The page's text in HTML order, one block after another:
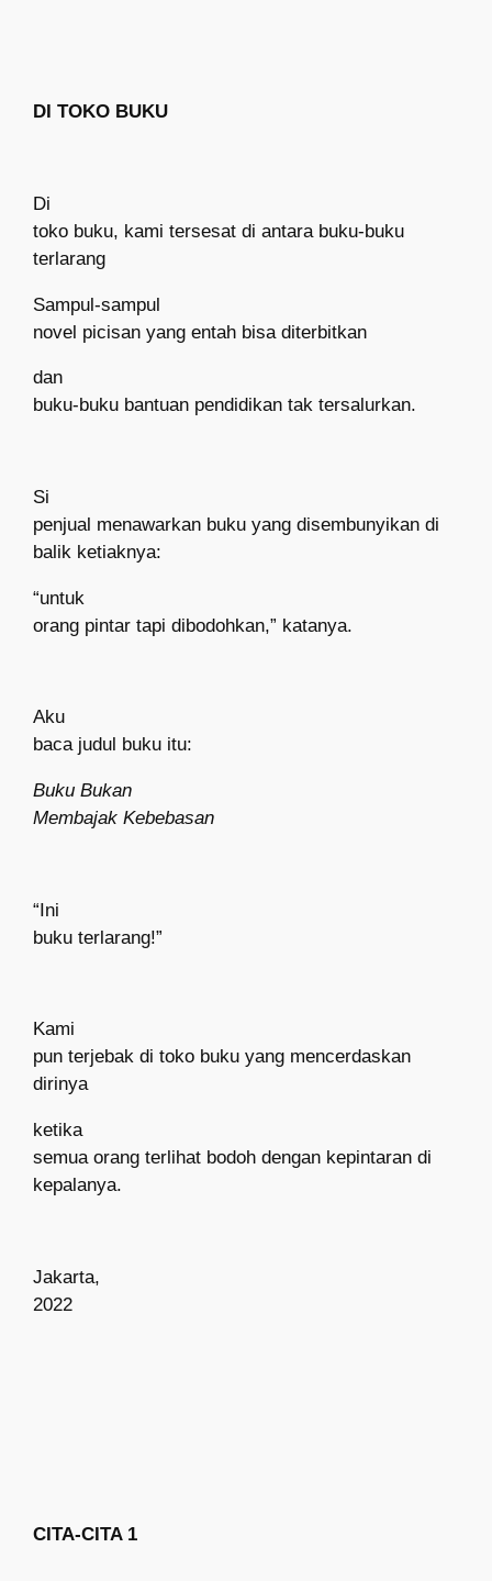
DI TOKO BUKU
Di
toko buku, kami tersesat di antara buku-buku
terlarang
Sampul-sampul
novel picisan yang entah bisa diterbitkan
dan
buku-buku bantuan pendidikan tak tersalurkan.
Si
penjual menawarkan buku yang disembunyikan di
balik ketiaknya:
“untuk
orang pintar tapi dibodohkan,” katanya.
Aku
baca judul buku itu:
Buku Bukan
Membajak Kebebasan
“Ini
buku terlarang!”
Kami
pun terjebak di toko buku yang mencerdaskan
dirinya
ketika
semua orang terlihat bodoh dengan kepintaran di
kepalanya.
Jakarta,
2022
CITA-CITA 1